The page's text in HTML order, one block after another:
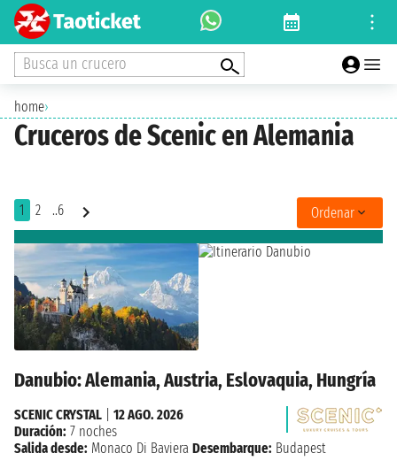
Busca un crucero
home›
Cruceros de Scenic en Alemania
1 2 ..6 Ordenar
Danubio: Alemania, Austria, Eslovaquia, Hungría
SCENIC CRYSTAL
12 AGO. 2026
Duración: 7 noches
Salida desde: Monaco Di Baviera Desembarque: Budapest